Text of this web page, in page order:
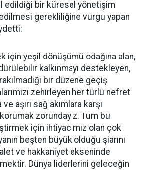
edildiği bir küresel yönetişim
gerekliliğine vurgu yapan
için yeşil dönüşümü odağına alan,
kalkınmayı destekleyen,
bir düzene geçiş
zehirleyen her türlü nefret
ve aşırı sağ akımlara karşı
zorundayız. Tüm bu
için ihtiyacımız olan çok
beşten büyük olduğu şiarını
ve hakkaniyet ekseninde
Dünya liderlerini geleceğin